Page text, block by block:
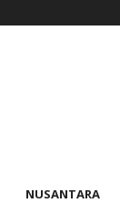
NUSANTARA